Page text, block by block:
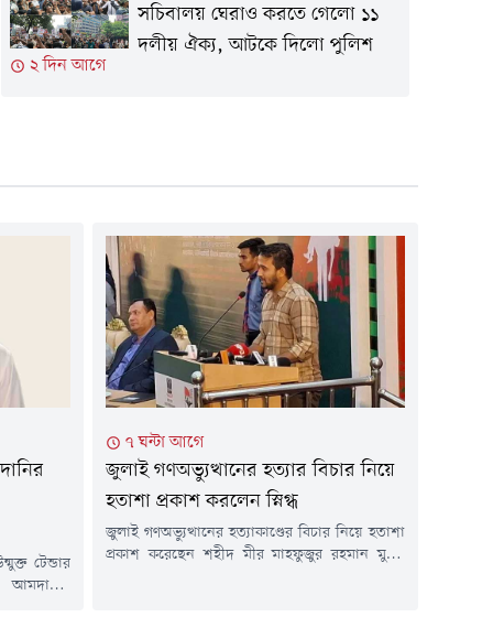
২ দিন আগে
সচিবালয় ঘেরাও করতে গেলো ১১
দলীয় ঐক্য, আটকে দিলো পুলিশ
টেন্ডার
৭ ঘন্টা আগে
জুলাই গণঅভ্যুত্থানের হত্যার বিচার নিয়ে
হতাশা প্রকাশ করলেন স্নিগ্ধ
জুলাই গণঅভ্যুত্থানের হত্যাকাণ্ডের বিচার নিয়ে হতাশা
প্রকাশ করেছেন শহীদ মীর মাহফুজুর রহমান মুগ্ধর